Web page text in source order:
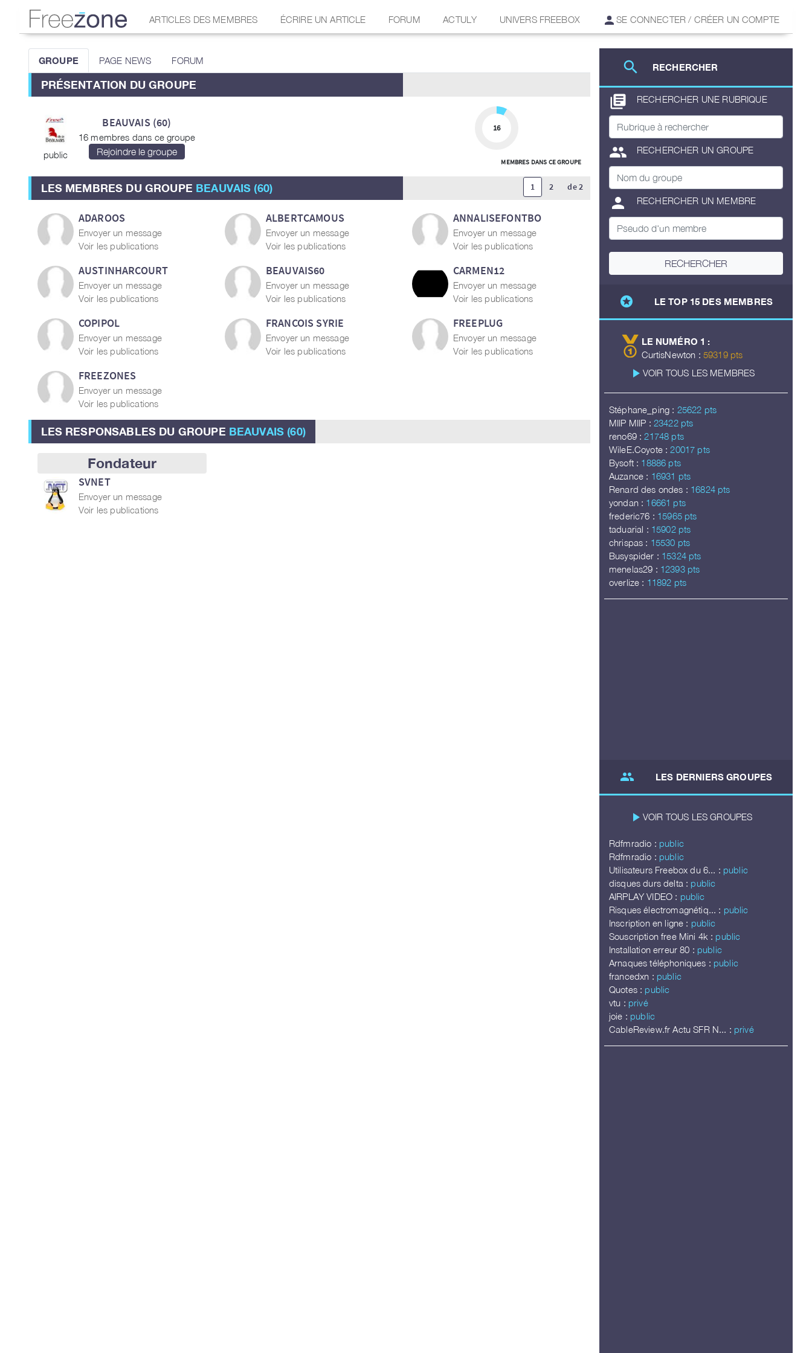
ARTICLES DES MEMBRES ÉCRIRE UN ARTICLE FORUM ACTULY UNIVERS FREEBOX SE CONNECTER / CRÉER UN COMPTE
search RECHERCHER
library_books RECHERCHER UNE RUBRIQUE
group RECHERCHER UN GROUPE
person RECHERCHER UN MEMBRE
RECHERCHER
stars LE TOP 15 DES MEMBRES
LE NUMÉRO 1 :
CurtisNewton : 59319 pts
play_arrow VOIR TOUS LES MEMBRES
Stéphane_ping : 25622 pts
MIIP MIIP : 23422 pts
reno69 : 21748 pts
WileE.Coyote : 20017 pts
Bysoft : 18886 pts
Auzance : 16931 pts
Renard des ondes : 16824 pts
yondan : 16661 pts
frederic76 : 15965 pts
taduarial : 15902 pts
chrispas : 15530 pts
Busyspider : 15324 pts
menelas29 : 12393 pts
overlize : 11892 pts
group LES DERNIERS GROUPES
play_arrow VOIR TOUS LES GROUPES
Rdfmradio : public
Rdfmradio : public
Utilisateurs Freebox du 6... : public
disques durs delta : public
AIRPLAY VIDEO : public
Risques électromagnétiq... : public
Inscription en ligne : public
Souscription free Mini 4k : public
Installation erreur 80 : public
Arnaques téléphoniques : public
francedxn : public
Quotes : public
vtu : privé
joie : public
CableReview.fr Actu SFR N... : privé
GROUPE PAGE NEWS FORUM
PRÉSENTATION DU GROUPE
public
BEAUVAIS (60)
16 membres dans ce groupe
16
MEMBRES DANS CE GROUPE
LES MEMBRES DU GROUPE BEAUVAIS (60) 1 2 de 2
ADAROOS
Envoyer un message
Voir les publications
ALBERTCAMOUS
Envoyer un message
Voir les publications
ANNALISEFONTBO
Envoyer un message
Voir les publications
AUSTINHARCOURT
Envoyer un message
Voir les publications
BEAUVAIS60
Envoyer un message
Voir les publications
CARMEN12
Envoyer un message
Voir les publications
COPIPOL
Envoyer un message
Voir les publications
FRANCOIS SYRIE
Envoyer un message
Voir les publications
FREEPLUG
Envoyer un message
Voir les publications
FREEZONES
Envoyer un message
Voir les publications
LES RESPONSABLES DU GROUPE BEAUVAIS (60)
Fondateur
SVNET
Envoyer un message
Voir les publications